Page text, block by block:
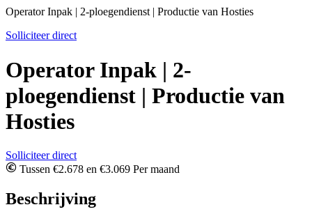
Operator Inpak | 2-ploegendienst | Productie van Hosties
Solliciteer direct
Operator Inpak | 2-
ploegendienst | Productie van
Hosties
Solliciteer direct
Tussen €2.678 en €3.069 Per maand
Beschrijving